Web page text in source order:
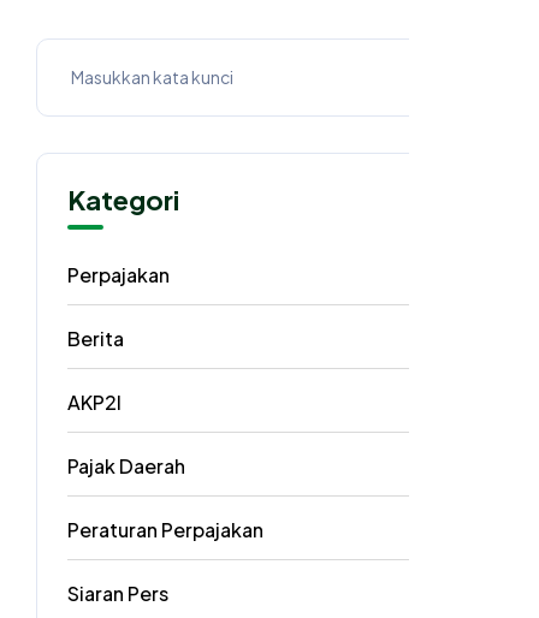
Kategori
Perpajakan
Berita
AKP2I
Pajak Daerah
Peraturan Perpajakan
Siaran Pers